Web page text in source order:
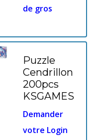
de gros
Puzzle
Cendrillon
200pcs
KSGAMES
Demander
votre Login